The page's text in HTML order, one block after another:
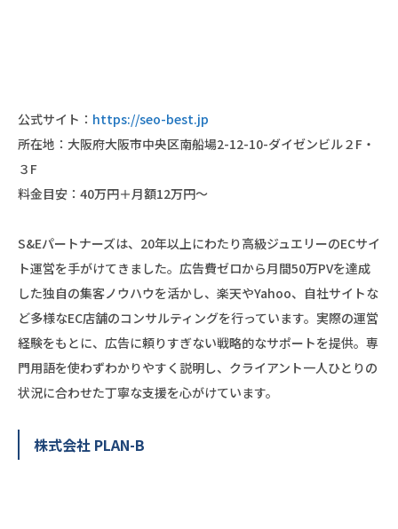
公式サイト： https://seo-best.jp
所在地：大阪府大阪市中央区南船場2-12-10-ダイゼンビル２F・
３F
料金目安：40万円＋月額12万円～
S&Eパートナーズは、20年以上にわたり高級ジュエリーのECサイ
ト運営を手がけてきました。広告費ゼロから月間50万PVを達成
した独自の集客ノウハウを活かし、楽天やYahoo、自社サイトな
ど多様なEC店舗のコンサルティングを行っています。実際の運営
経験をもとに、広告に頼りすぎない戦略的なサポートを提供。専
門用語を使わずわかりやすく説明し、クライアント一人ひとりの
状況に合わせた丁寧な支援を心がけています。
株式会社 PLAN-B